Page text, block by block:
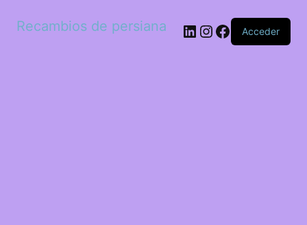
Recambios de persiana LinkedIn
Instagram
Facebook
Acceder